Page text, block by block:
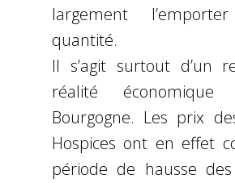
largement
quantité.
Il s’agit surtout d’un
réalité
Bourgogne. Les prix
Hospices ont en effet
période de hausse